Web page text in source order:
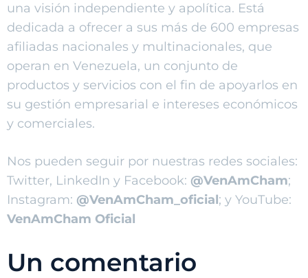
una visión independiente y apolítica. Está
dedicada a ofrecer a sus más de 600 empresas
afiliadas nacionales y multinacionales, que
operan en Venezuela, un conjunto de
productos y servicios con el fin de apoyarlos en
su gestión empresarial e intereses económicos
y comerciales.
Nos pueden seguir por nuestras redes sociales:
Twitter, LinkedIn y Facebook: @VenAmCham;
Instagram: @VenAmCham_oficial; y YouTube:
VenAmCham Oficial
Un comentario